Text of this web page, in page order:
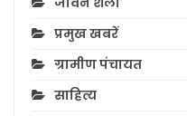
प्रमुख खबरें
ग्रामीण पंचायत
साहित्य